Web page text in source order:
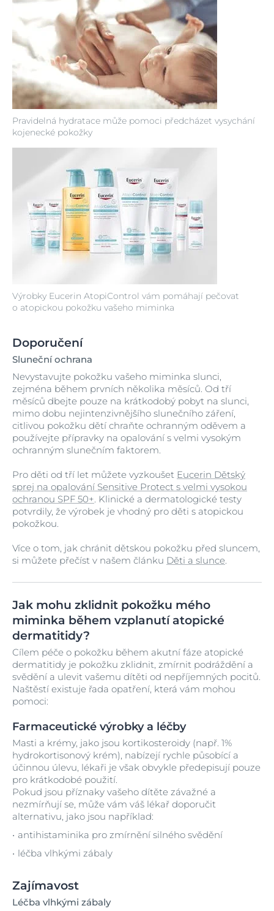
Pravidelná hydratace může pomoci předcházet vysychání
kojenecké pokožky
Výrobky Eucerin AtopiControl vám pomáhají pečovat
o atopickou pokožku vašeho miminka
Doporučení
Sluneční ochrana
Nevystavujte pokožku vašeho miminka slunci,
zejména během prvních několika měsíců. Od tří
měsíců dbejte pouze na krátkodobý pobyt na slunci,
mimo dobu nejintenzivnějšího slunečního záření,
citlivou pokožku dětí chraňte ochranným oděvem a
používejte přípravky na opalování s velmi vysokým
ochranným slunečním faktorem.
Pro děti od tří let můžete vyzkoušet Eucerin Dětský
sprej na opalování Sensitive Protect s velmi vysokou
ochranou SPF 50+. Klinické a dermatologické testy
potvrdily, že výrobek je vhodný pro děti s atopickou
pokožkou.
Více o tom, jak chránit dětskou pokožku před sluncem,
si můžete přečíst v našem článku Děti a slunce.
Jak mohu zklidnit pokožku mého
miminka během vzplanutí atopické
dermatitidy?
Cílem péče o pokožku během akutní fáze atopické
dermatitidy je pokožku zklidnit, zmírnit podráždění a
svědění a ulevit vašemu dítěti od nepříjemných pocitů.
Naštěstí existuje řada opatření, která vám mohou
pomoci:
Farmaceutické výrobky a léčby
Masti a krémy, jako jsou kortikosteroidy (např. 1%
hydrokortisonový krém), nabízejí rychle působící a
účinnou úlevu, lékaři je však obvykle předepisují pouze
pro krátkodobé použití.
Pokud jsou příznaky vašeho dítěte závažné a
nezmírňují se, může vám váš lékař doporučit
alternativu, jako jsou například:
antihistaminika pro zmírnění silného svědění
léčba vlhkými zábaly
Zajímavost
Léčba vlhkými zábaly